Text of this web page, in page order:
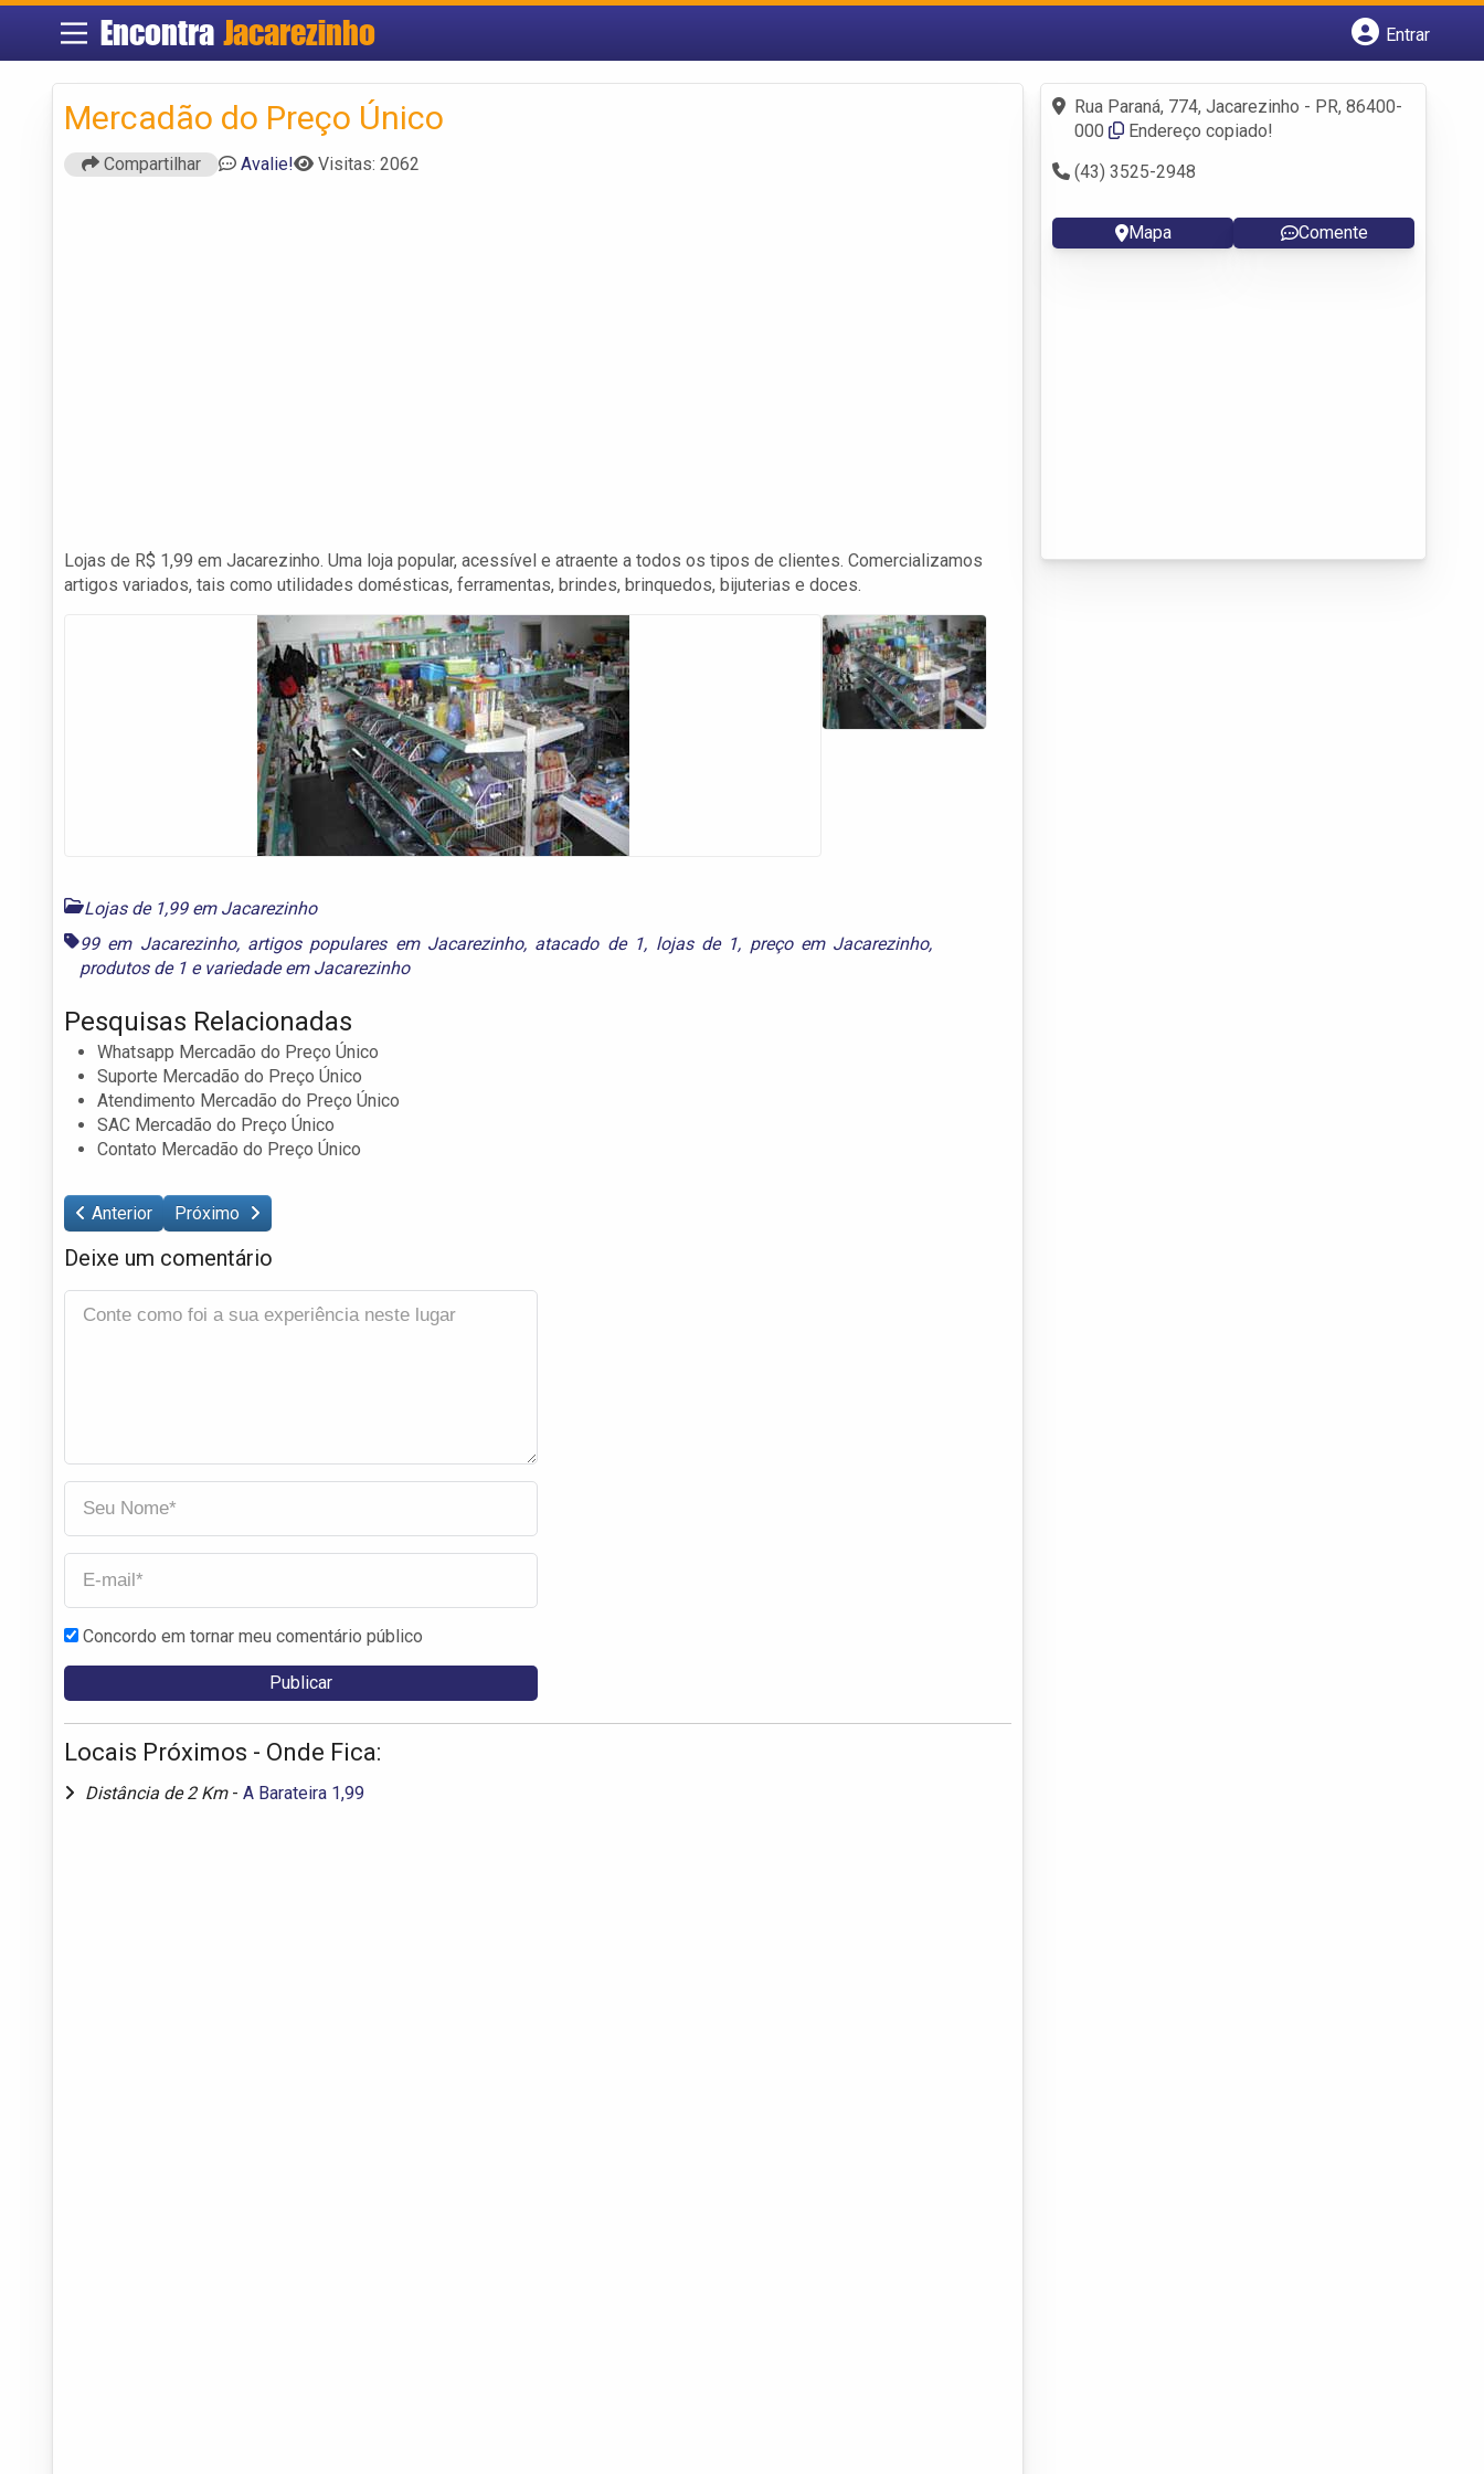
Encontra Jacarezinho
Entrar
Fazer login
Criar conta
Mercadão do Preço Único
Compartilhar Avalie! Visitas: 2062
Lojas de R$ 1,99 em Jacarezinho. Uma loja popular, acessível e atraente a todos os tipos de clientes. Comercializamos
artigos variados, tais como utilidades domésticas, ferramentas, brindes, brinquedos, bijuterias e doces.
Lojas de 1,99 em Jacarezinho
99 em Jacarezinho, artigos populares em Jacarezinho, atacado de 1, lojas de 1, preço em Jacarezinho,
produtos de 1 e variedade em Jacarezinho
Pesquisas Relacionadas
Whatsapp Mercadão do Preço Único
Suporte Mercadão do Preço Único
Atendimento Mercadão do Preço Único
SAC Mercadão do Preço Único
Contato Mercadão do Preço Único
Anterior Próximo
Deixe um comentário
Concordo em tornar meu comentário público
Locais Próximos - Onde Fica:
Distância de 2 Km - A Barateira 1,99
Rua Paraná, 774, Jacarezinho - PR, 86400-
000
Endereço copiado!
(43) 3525-2948
Mapa Comente